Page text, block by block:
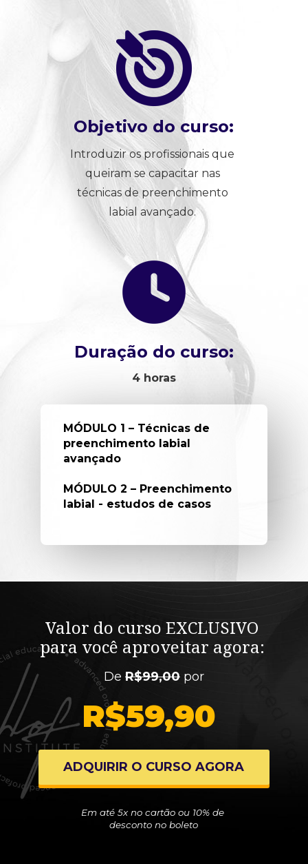
Introduzir os profissionais que
queiram se capacitar nas
técnicas de preenchimento
labial avançado.
Objetivo do curso:
4 horas
Duração do curso:
MÓDULO 1 – Técnicas de
preenchimento labial
avançado
MÓDULO 2 – Preenchimento
labial - estudos de casos
Valor do curso EXCLUSIVO
para você aproveitar agora:
ADQUIRIR O CURSO AGORA
R$59,90
Em até 5x no cartão ou 10% de
desconto no boleto
De R$99,00 por